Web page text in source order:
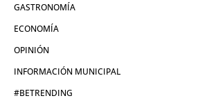
GASTRONOMÍA
ECONOMÍA
OPINIÓN
INFORMACIÓN MUNICIPAL
#BETRENDING